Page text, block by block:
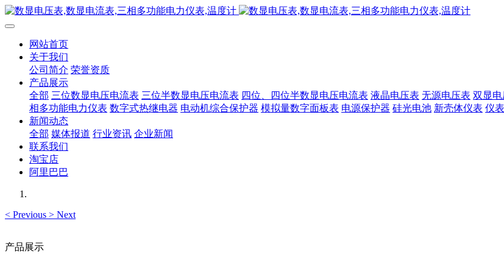
网站首页
关于我们
公司简介 荣誉资质
产品展示
全部 三位数显电压电流表 三位半数显电压电流表 四位、四位半数显电压电流表 液晶电压表 无源电压表 双显电
相多功能电力仪表 数字式热继电器 电动机综合保护器 模拟量数字面板表 电源保护器 硅光电池 新壳体仪表 仪
新闻动态
全部 媒体报道 行业资讯 企业新闻
联系我们
淘宝店
阿里巴巴
< Previous > Next
产品展示